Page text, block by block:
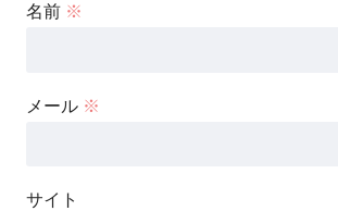
名前 ※
メール ※
サイト